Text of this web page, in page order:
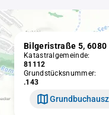
Bilgeristraße 5, 6080
Katastralgemeinde:
81112
Grundstücksnummer:
.143